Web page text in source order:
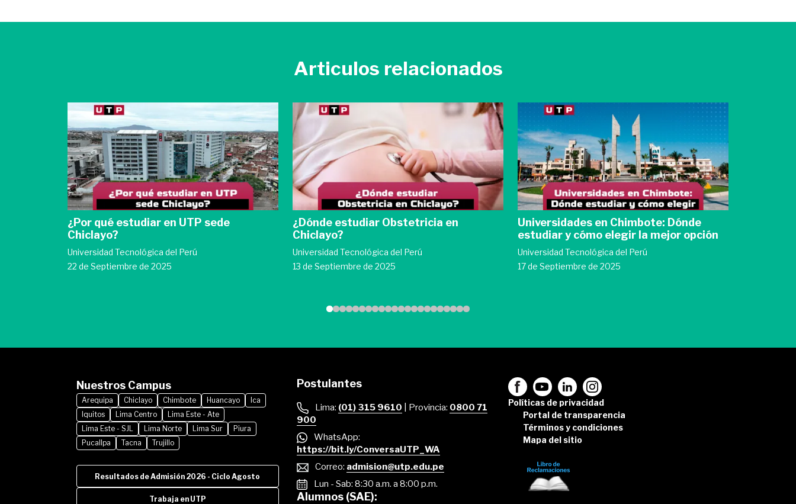
Articulos relacionados
¿Por qué estudiar en UTP sede
Chiclayo?
Universidad Tecnológica del Perú
22 de Septiembre de 2025
¿Dónde estudiar Obstetricia en
Chiclayo?
Universidad Tecnológica del Perú
13 de Septiembre de 2025
Universidades en Chimbote: Dónde
estudiar y cómo elegir la mejor opción
Universidad Tecnológica del Perú
17 de Septiembre de 2025
Nuestros Campus
Arequipa Chiclayo Chimbote Huancayo
Ica
Iquitos
Lima Centro
Lima Este - Ate
Lima Este - SJL
Lima Norte Lima Sur
Piura
Pucallpa
Tacna Trujillo
Resultados de Admisión 2026 - Ciclo Agosto
Trabaja en UTP
Postulantes
Lima: (01) 315 9610 | Provincia: 0800 71
900
WhatsApp:
https://bit.ly/ConversaUTP_WA
Correo: admision@utp.edu.pe
Lun - Sab: 8:30 a.m. a 8:00 p.m.
Alumnos (SAE):
Políticas de privacidad
Portal de transparencia
Términos y condiciones
Mapa del sitio